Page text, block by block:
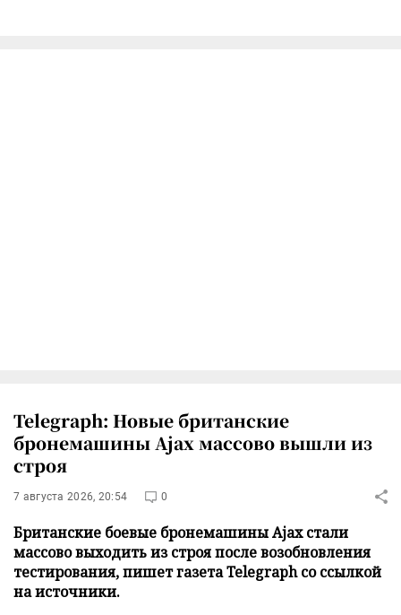
Telegraph: Новые британские
бронемашины Ajax массово вышли из
строя
7 августа 2026, 20:54 0
Британские боевые бронемашины Ajax стали
массово выходить из строя после возобновления
тестирования, пишет газета Telegraph со ссылкой
на источники.